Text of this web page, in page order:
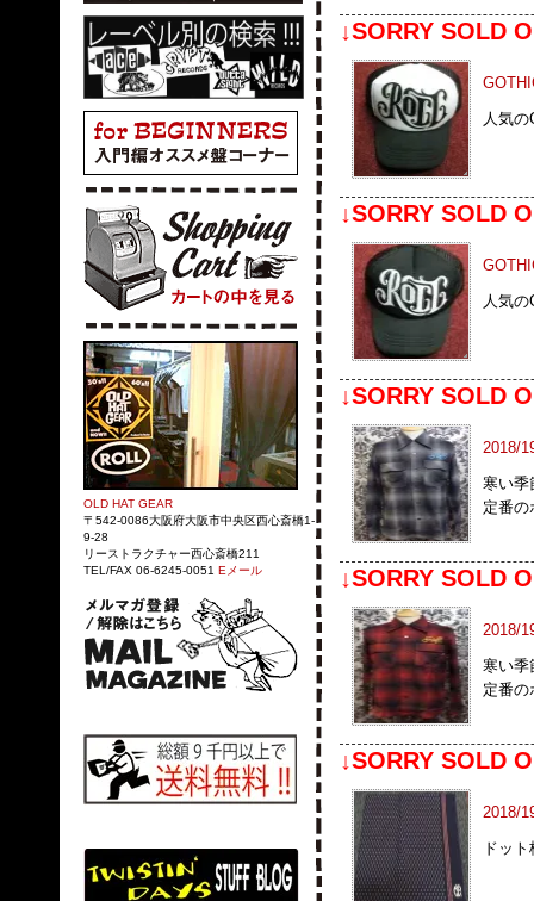
OLD HAT GEAR
〒542-0086大阪府大阪市中央区西心斎橋1-
9-28
リーストラクチャー西心斎橋211
TEL/FAX 06-6245-0051 Eメール
↓SORRY SOLD
人気
↓SORRY SOLD
人気
↓SORRY SOLD
2018/
寒い季
定番の
↓SORRY SOLD
2018/
寒い季
定番の
↓SORRY SOLD
2018/
ドッ